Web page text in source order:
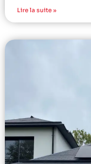
Lire la suite »